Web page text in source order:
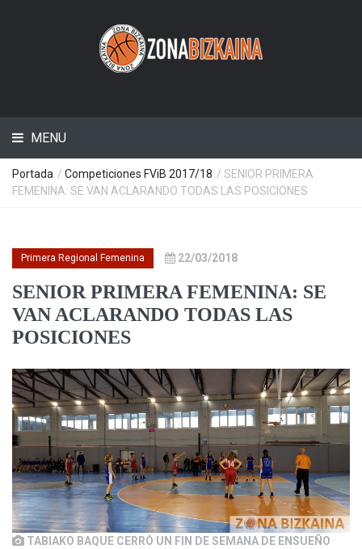
MENU
Portada / Competiciones FViB 2017/18 / SENIOR PRIMERA
FEMENINA: SE VAN ACLARANDO TODAS LAS POSICIONES
Primera Regional Femenina 22/03/2018
SENIOR PRIMERA FEMENINA: SE
VAN ACLARANDO TODAS LAS
POSICIONES
TABIAKO BAQUE CERRÓ UN FIN DE SEMANA DE ENSUEÑO